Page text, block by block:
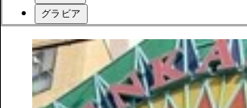
グラビア